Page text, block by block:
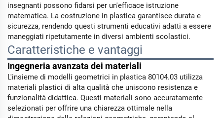
insegnanti possono fidarsi per un'efficace istruzione
matematica. La costruzione in plastica garantisce durata e
sicurezza, rendendo questi strumenti educativi adatti a essere
maneggiati ripetutamente in diversi ambienti scolastici.
Caratteristiche e vantaggi
Ingegneria avanzata dei materiali
L'insieme di modelli geometrici in plastica 80104.03 utilizza
materiali plastici di alta qualità che uniscono resistenza e
funzionalità didattica. Questi materiali sono accuratamente
selezionati per offrire una chiarezza ottimale nella